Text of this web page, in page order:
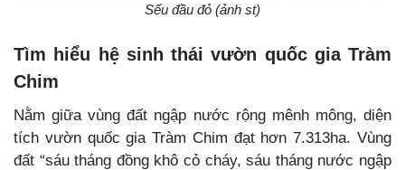
Sếu đầu đỏ (ảnh st)
Tìm hiểu hệ sinh thái vườn quốc gia Tràm
Chim
Nằm giữa vùng đất ngập nước rộng mênh mông, diện
tích vườn quốc gia Tràm Chim đạt hơn 7.313ha. Vùng
đất “sáu tháng đồng khô cỏ cháy, sáu tháng nước ngập